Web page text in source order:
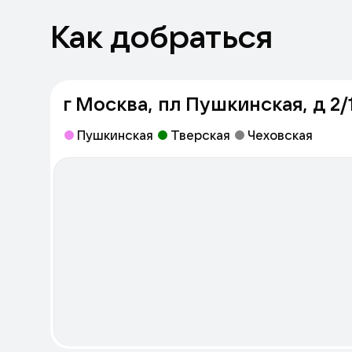
Как добраться
г Москва, пл Пушкинская, д 2/
Пушкинская Тверская Чеховская